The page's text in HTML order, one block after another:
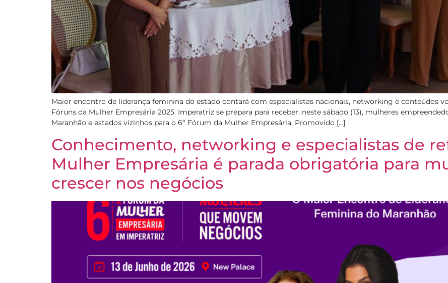
Maior encontro de liderança feminina do estado contará com especialistas nacionais, networking e conteúdos
Fóruns da Mulher Empresária 2025. Imperatriz se prepara para receber, neste sábado (13), mulheres
Maranhão e estados vizinhos para o 6º Fórum da Mulher Empresária. Promovido […]
Conhecimento, networking e especialistas de
Mulher Empresária é parada obrigatória para
crescer nos negócios